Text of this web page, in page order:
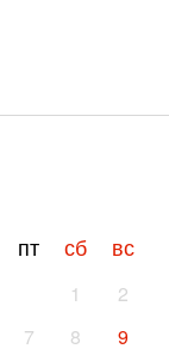
пт сб вс
1
2
7 8
9